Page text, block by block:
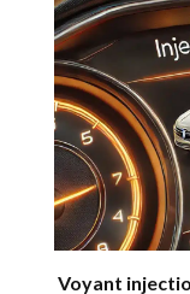
Voyant